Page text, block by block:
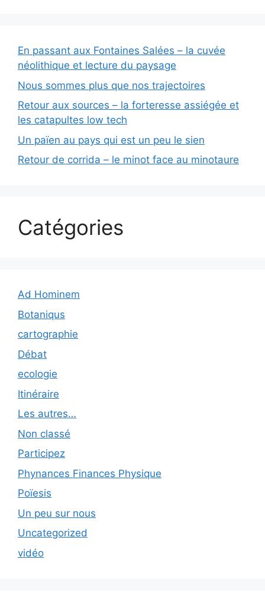
En passant aux Fontaines Salées – la cuvée
néolithique et lecture du paysage
Nous sommes plus que nos trajectoires
Retour aux sources – la forteresse assiégée et
les catapultes low tech
Un païen au pays qui est un peu le sien
Retour de corrida – le minot face au minotaure
Catégories
Ad Hominem
Botaniqus
cartographie
Débat
ecologie
Itinéraire
Les autres…
Non classé
Participez
Phynances Finances Physique
Poïesis
Un peu sur nous
Uncategorized
vidéo